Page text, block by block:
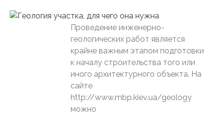
Проведение инженерно-
геологических работ является
крайне важным этапом подготовки
к началу строительства того или
иного архитектурного объекта. На
сайте
http://www.mbp.kiev.ua/geology
можно